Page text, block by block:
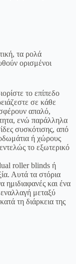
τα ρολά
ορισμένοι
το επίπεδο
σε κάθε
απαλό,
ενώ παράλληλα
συσκότισης, από
ή χώρους
το εξωτερικό
roller blinds ή
Αυτά τα στόρια
και ένα
μεταξύ
τη διάρκεια της